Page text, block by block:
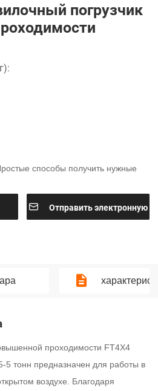
погрузчик
способы получить нужные
 Отправить электронную
проходимости FT4X4
5 тонн предназначен для работы в
воздухе. Благодаря